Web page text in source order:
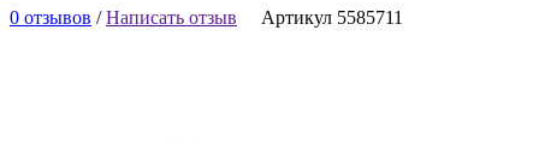
0 отзывов /Написать отзыв Артикул 5585711